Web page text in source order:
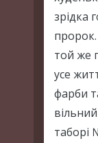
зрідка
той же
усе
фарби
таборі